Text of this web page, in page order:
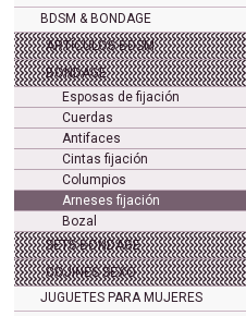
BDSM & BONDAGE
ARTÍCULOS BDSM
BONDAGE
Esposas de fijación
Cuerdas
Antifaces
Cintas fijación
Columpios
Arneses fijación
Bozal
SETS BONDAGE
COJINES SEXO
JUGUETES PARA MUJERES